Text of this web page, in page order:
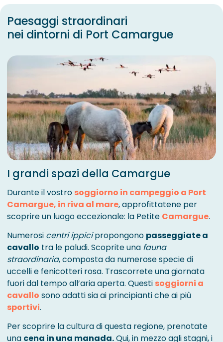
Paesaggi straordinari
nei dintorni di Port Camargue
I grandi spazi della Camargue
Durante il vostro soggiorno in campeggio a Port
Camargue, in riva al mare, approfittatene per
scoprire un luogo eccezionale: la Petite Camargue.
Numerosi centri ippicipropongono passeggiate a
cavallo tra le paludi. Scoprite una fauna
straordinaria, composta da numerose specie di
uccelli e fenicotteri rosa. Trascorrete una giornata
fuori dal tempo all’aria aperta. Questi soggiorni a
cavallo sono adatti sia ai principianti che ai più
sportivi.
Per scoprire la cultura di questa regione, prenotate
una cena in una manada.Qui, in mezzo agli stagni, i